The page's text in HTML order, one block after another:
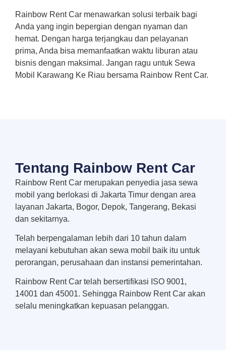
Rainbow Rent Car menawarkan solusi terbaik bagi
Anda yang ingin bepergian dengan nyaman dan
hemat. Dengan harga terjangkau dan pelayanan
prima, Anda bisa memanfaatkan waktu liburan atau
bisnis dengan maksimal. Jangan ragu untuk Sewa
Mobil Karawang Ke Riau bersama Rainbow Rent Car.
Tentang Rainbow Rent Car
Rainbow Rent Car merupakan penyedia jasa sewa
mobil yang berlokasi di Jakarta Timur dengan area
layanan Jakarta, Bogor, Depok, Tangerang, Bekasi
dan sekitarnya.
Telah berpengalaman lebih dari 10 tahun dalam
melayani kebutuhan akan sewa mobil baik itu untuk
perorangan, perusahaan dan instansi pemerintahan.
Rainbow Rent Car telah bersertifikasi ISO 9001,
14001 dan 45001. Sehingga Rainbow Rent Car akan
selalu meningkatkan kepuasan pelanggan.